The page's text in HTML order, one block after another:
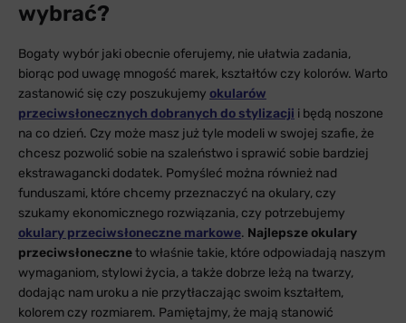
wybrać?
Bogaty wybór jaki obecnie oferujemy, nie ułatwia zadania,
biorąc pod uwagę mnogość marek, kształtów czy kolorów. Warto
zastanowić się czy poszukujemy okularów
przeciwsłonecznych dobranych do stylizacji i będą noszone
na co dzień. Czy może masz już tyle modeli w swojej szafie, że
chcesz pozwolić sobie na szaleństwo i sprawić sobie bardziej
ekstrawagancki dodatek. Pomyśleć można również nad
funduszami, które chcemy przeznaczyć na okulary, czy
szukamy ekonomicznego rozwiązania, czy potrzebujemy
okulary przeciwsłoneczne markowe. Najlepsze okulary
przeciwsłoneczneto właśnie takie, które odpowiadają naszym
wymaganiom, stylowi życia, a także dobrze leżą na twarzy,
dodając nam uroku a nie przytłaczając swoim kształtem,
kolorem czy rozmiarem. Pamiętajmy, że mają stanowić